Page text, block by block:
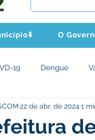
O
19 Dengue
Agricultura e
22 de abr. de 20241